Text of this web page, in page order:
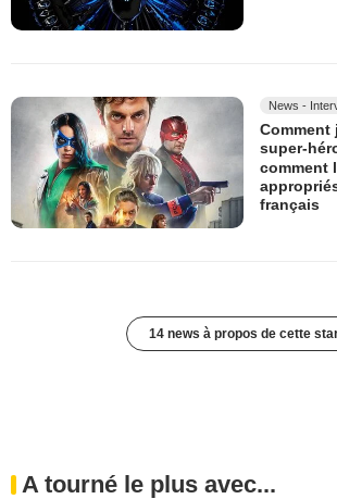
News -
Comment
super-
comment
français
14 news à propos de cette
A tourné le plus avec...